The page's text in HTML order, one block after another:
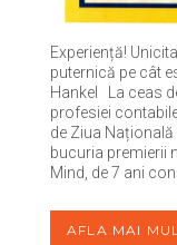
Experiență!
puternică pe cât
Hankel La ceas
profesiei
de Ziua
bucuria premierii
Mind, de 7 ani
AFLA MAI